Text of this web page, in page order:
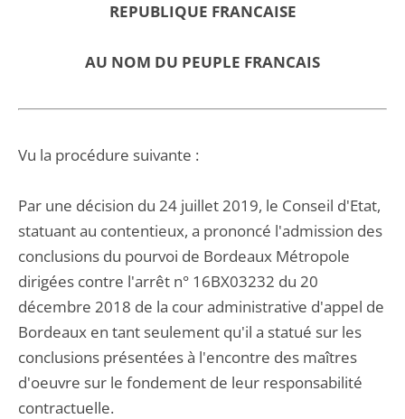
REPUBLIQUE FRANCAISE
AU NOM DU PEUPLE FRANCAIS
Vu la procédure suivante :
Par une décision du 24 juillet 2019, le Conseil d'Etat,
statuant au contentieux, a prononcé l'admission des
conclusions du pourvoi de Bordeaux Métropole
dirigées contre l'arrêt n° 16BX03232 du 20
décembre 2018 de la cour administrative d'appel de
Bordeaux en tant seulement qu'il a statué sur les
conclusions présentées à l'encontre des maîtres
d'oeuvre sur le fondement de leur responsabilité
contractuelle.